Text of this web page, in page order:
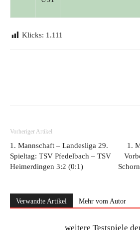
Klicks: 1.111
Vorheriger Artikel
1. Mannschaft – Landesliga 29.
Spieltag: TSV Pfedelbach – TSV
Heimerdingen 3:2 (0:1)
1.
Verwandte Artikel Mehr vom Autor
weitere Testspiele